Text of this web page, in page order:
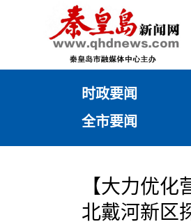
时政要闻
全市要闻
【大力优化
北戴河新区